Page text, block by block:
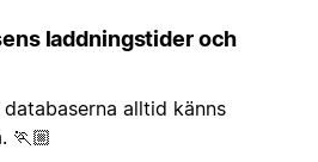
laddningstider och
alltid känns
🏃🏼